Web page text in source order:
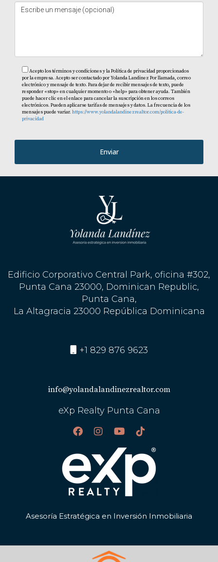
Acepto los términos y condiciones y la Política de privacidad proporcionados
por la empresa. Acepto ser contactado por Yolanda Landinez Por llamada, correo
electrónico y mensaje de texto. Para dejar de recibir mensajes de texto, puede
responder «stop» en cualquier momento o «help» para obtener ayuda. También
puede hacer clic en el enlace para cancelar la suscripción en los correos
electrónicos. Pueden aplicarse tarifas de mensajes y datos. La frecuencia de los
mensajes puede variar. https://www.yolandalandinezrealtor.com/politica-de-
privacidad
Enviar
Edificio Corporativo Central Park, oficina #302,
Punta Cana 23000, Dominican Republic,
Punta Cana,
La Altagracia 23000 República Dominicana
+1 829 876 9623
info@yolandalandinezrealtor.com
eXp Realty Punta Cana
Asesoría Estratégica en Inversión Inmobiliaria